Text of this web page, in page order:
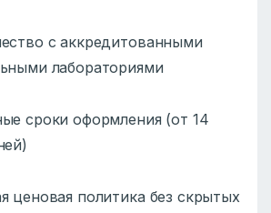
с аккредитованными
лабораториями
сроки оформления (от 14
ценовая политика без скрытых